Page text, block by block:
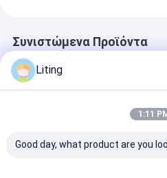
Συνιστώμενα Προϊόντα
Liting
1:11
Good day, what product are you